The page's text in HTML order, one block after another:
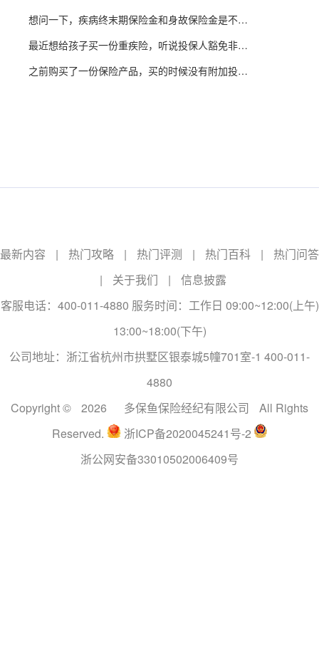
想问一下，疾病终末期保险金和身故保险金是不是有冲突，只能领取一个。
最近想给孩子买一份重疾险，听说投保人豁免非常有用，想问一下，附加投保人豁免需要体检吗？
之前购买了一份保险产品，买的时候没有附加投保人豁免，可以在保险期内中途附加吗？
最新内容 | 热门攻略 | 热门评测 | 热门百科 |
热门问答
|
关于我们 |
信息披露
客服电话：400-011-4880 服务时间：工作日 09:00~12:00(上午)
13:00~18:00(下午)
公司地址：浙江省杭州市拱墅区银泰城5幢701室-1 400-011-
4880
Copyright ©
2026 多保鱼保险经纪有限公司
All Rights
Reserved.
浙ICP备2020045241号-2
浙公网安备33010502006409号